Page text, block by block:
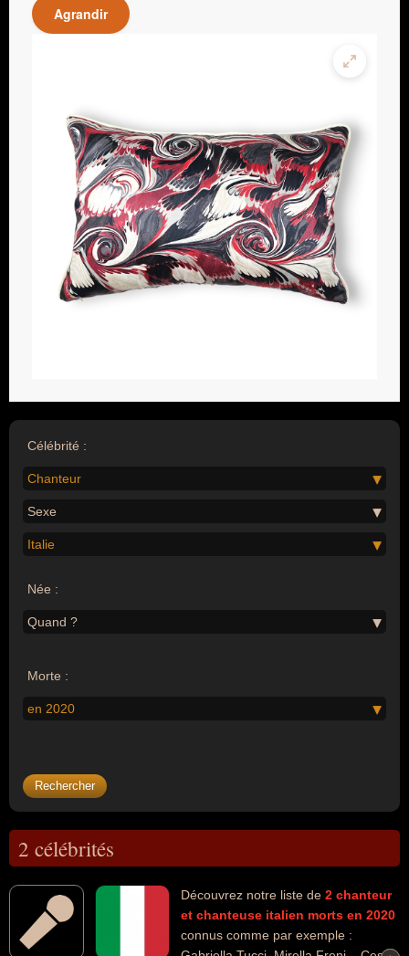
Agrandir
Célébrité :
Chanteur
Sexe
Italie
Née :
Quand ?
Morte :
en 2020
2 célébrités
Découvrez notre liste de 2 chanteur
et chanteuse italien morts en 2020
connus comme par exemple :